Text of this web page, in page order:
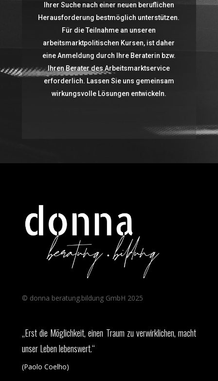
Ihrer Suche nach einer neuen beruflichen
Herausforderung bestmöglich unterstützen.
Für die Teilnahme an unseren
arbeitsmarktpolitischen Kursen, ist daher
eine Anmeldung durch Ihre Beraterin bzw.
Ihren Berater des Arbeitsmarktservice
erforderlich. Lassen Sie uns gemeinsam
wirkungsvolle Lösungen entwickeln.
© donna beratung.bildung GmbH 2025
„Erst die Möglichkeit, einen Traum zu verwirklichen, macht
unser Leben lebenswert.“
(Paolo Coelho)